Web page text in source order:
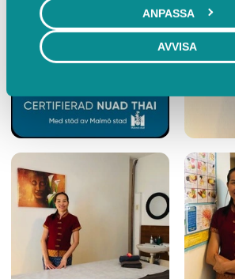
ANPASSA
AVVISA